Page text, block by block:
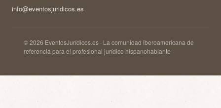
info@eventosjuridicos.es
© 2026 EventosJurídicos.es · La comunidad iberoamericana de
referencia para el profesional jurídico hispanohablante